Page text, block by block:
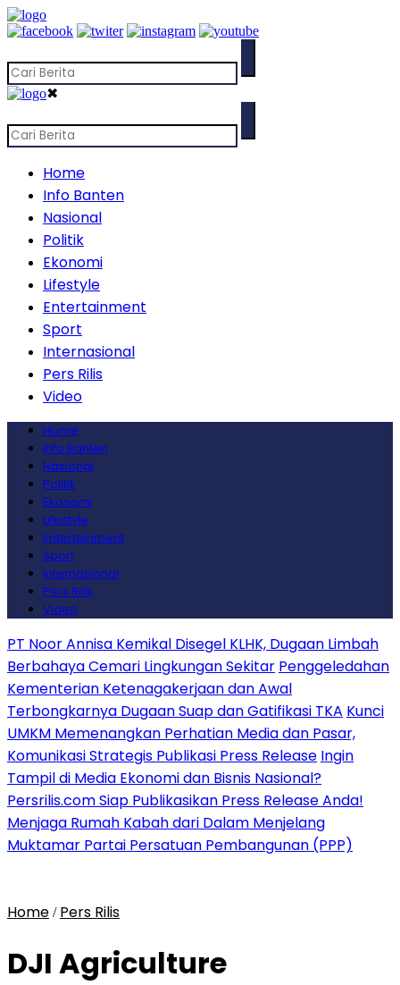
✖
Home
Info Banten
Nasional
Politik
Ekonomi
Lifestyle
Entertainment
Sport
Internasional
Pers Rilis
Video
Home
Info Banten
Nasional
Politik
Ekonomi
Lifestyle
Entertainment
Sport
Internasional
Pers Rilis
Video
PT Noor Annisa Kemikal Disegel KLHK, Dugaan Limbah
Berbahaya Cemari Lingkungan Sekitar Penggeledahan
Kementerian Ketenagakerjaan dan Awal
Terbongkarnya Dugaan Suap dan Gatifikasi TKA Kunci
UMKM Memenangkan Perhatian Media dan Pasar,
Komunikasi Strategis Publikasi Press Release Ingin
Tampil di Media Ekonomi dan Bisnis Nasional?
Persrilis.com Siap Publikasikan Press Release Anda!
Menjaga Rumah Kabah dari Dalam Menjelang
Muktamar Partai Persatuan Pembangunan (PPP)
Home / Pers Rilis
DJI Agriculture